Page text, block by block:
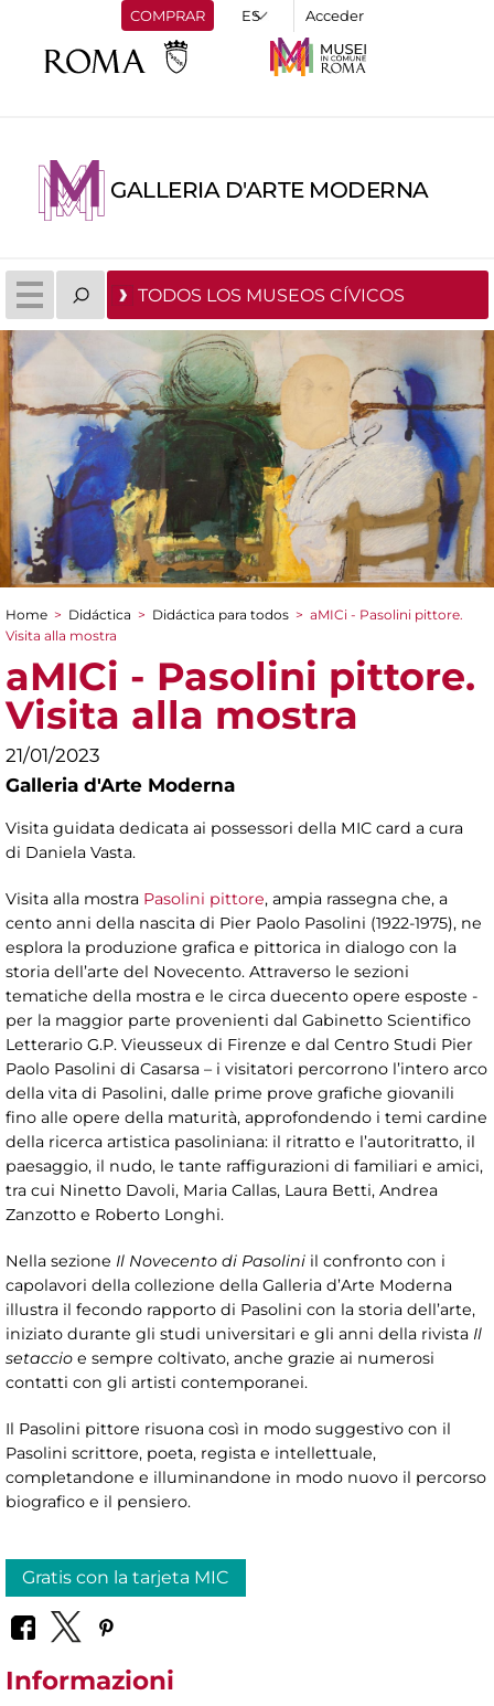
COMPRAR Acceder
GALLERIA D'ARTE MODERNA
TODOS LOS MUSEOS CÍVICOS
You are here
Home > Didáctica > Didáctica para todos > aMICi - Pasolini pittore.
Visita alla mostra
aMICi - Pasolini pittore.
Visita alla mostra
21/01/2023
Galleria d'Arte Moderna
Visita guidata dedicata ai possessori della MIC card a cura
di Daniela Vasta.
Visita alla mostra Pasolini pittore, ampia rassegna che, a
cento anni della nascita di Pier Paolo Pasolini (1922-1975), ne
esplora la produzione grafica e pittorica in dialogo con la
storia dell’arte del Novecento. Attraverso le sezioni
tematiche della mostra e le circa duecento opere esposte -
per la maggior parte provenienti dal Gabinetto Scientifico
Letterario G.P. Vieusseux di Firenze e dal Centro Studi Pier
Paolo Pasolini di Casarsa – i visitatori percorrono l’intero arco
della vita di Pasolini, dalle prime prove grafiche giovanili
fino alle opere della maturità, approfondendo i temi cardine
della ricerca artistica pasoliniana: il ritratto e l’autoritratto, il
paesaggio, il nudo, le tante raffigurazioni di familiari e amici,
tra cui Ninetto Davoli, Maria Callas, Laura Betti, Andrea
Zanzotto e Roberto Longhi.
Nella sezione Il Novecento di Pasolini il confronto con i
capolavori della collezione della Galleria d’Arte Moderna
illustra il fecondo rapporto di Pasolini con la storia dell’arte,
iniziato durante gli studi universitari e gli anni della rivista Il
setaccio e sempre coltivato, anche grazie ai numerosi
contatti con gli artisti contemporanei.
Il Pasolini pittore risuona così in modo suggestivo con il
Pasolini scrittore, poeta, regista e intellettuale,
completandone e illuminandone in modo nuovo il percorso
biografico e il pensiero.
Gratis con la tarjeta MIC
Informazioni